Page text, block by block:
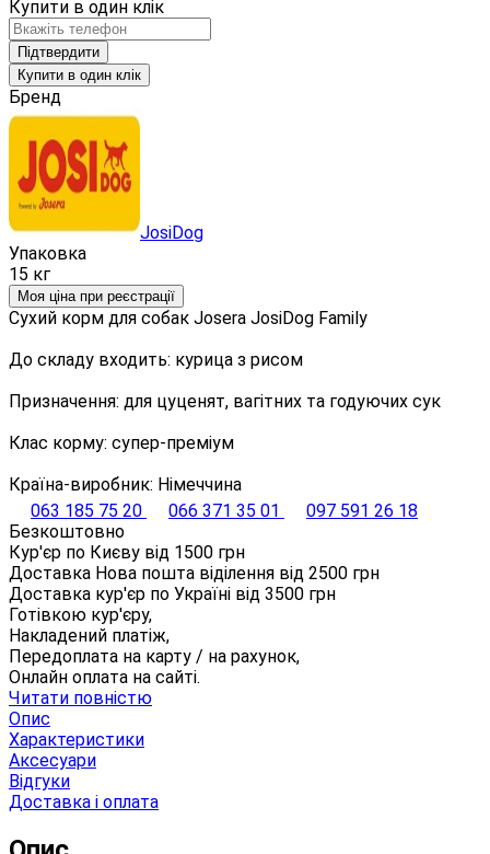
Купити в один клік
Підтвердити
Купити в один клік
Бренд
JosiDog
Упаковка
15 кг
Моя ціна при реєстрації
Сухий корм для собак Josera JosiDog Family
До складу входить: курица з рисом
Призначення: для цуценят, вагітних та годуючих сук
Клас корму: супер-преміум
Країна-виробник: Німеччина
063 185 75 20
066 371 35 01
097 591 26 18
Безкоштовно
Кур'єр по Києву від 1500 грн
Доставка Нова пошта віділення від 2500 грн
Доставка кур'єр по Україні від 3500 грн
Готівкою кур'єру,
Накладений платіж,
Передоплата на карту / на рахунок,
Онлайн оплата на сайті.
Читати повністю
Опис
Характеристики
Аксесуари
Відгуки
Доставка і оплата